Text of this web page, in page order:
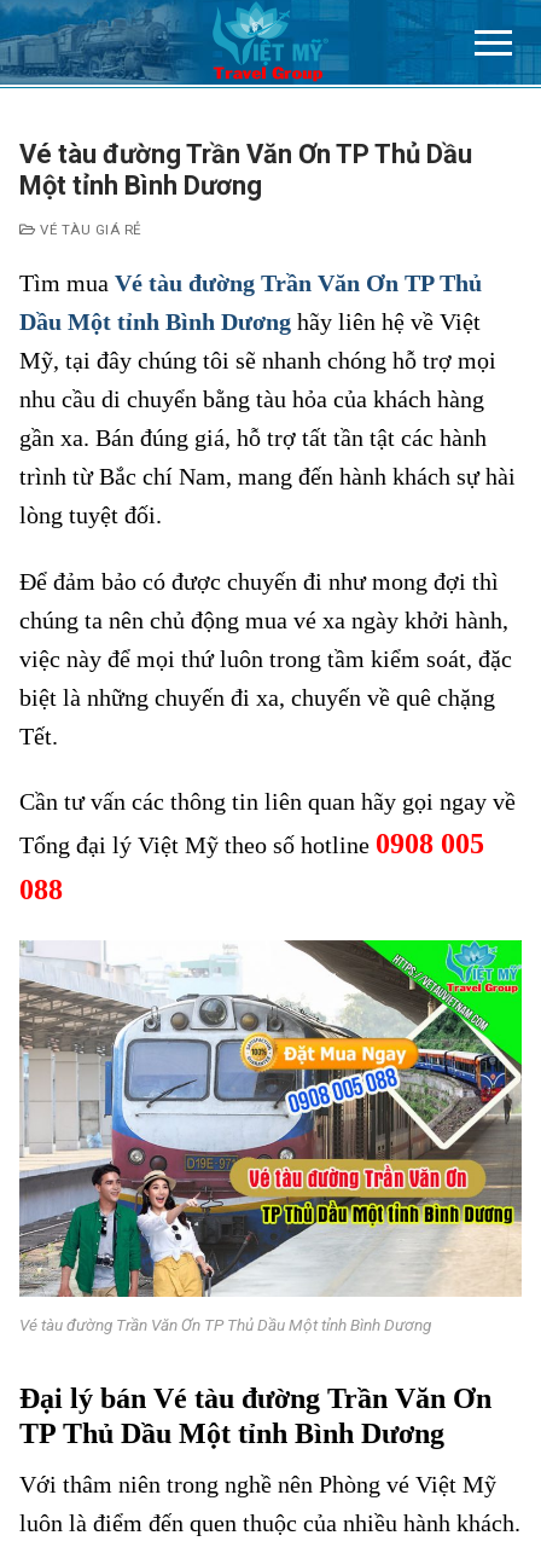
Chuyển
đến
nội
Vé tàu đường Trần Văn Ơn TP Thủ Dầu
Một tỉnh Bình Dương
VÉ TÀU GIÁ RẺ
Tìm mua Vé tàu đường Trần Văn Ơn TP Thủ
Dầu Một tỉnh Bình Dương hãy liên hệ về Việt
Mỹ, tại đây chúng tôi sẽ nhanh chóng hỗ trợ mọi
nhu cầu di chuyển bằng tàu hỏa của khách hàng
gần xa. Bán đúng giá, hỗ trợ tất tần tật các hành
trình từ Bắc chí Nam, mang đến hành khách sự hài
lòng tuyệt đối.
Để đảm bảo có được chuyến đi như mong đợi thì
chúng ta nên chủ động mua vé xa ngày khởi hành,
việc này để mọi thứ luôn trong tầm kiểm soát, đặc
biệt là những chuyến đi xa, chuyến về quê chặng
Tết.
Cần tư vấn các thông tin liên quan hãy gọi ngay về
Tổng đại lý Việt Mỹ theo số hotline 0908 005
088
Vé tàu đường Trần Văn Ơn TP Thủ Dầu Một tỉnh Bình Dương
Đại lý bán Vé tàu đường Trần Văn Ơn
TP Thủ Dầu Một tỉnh Bình Dương
Với thâm niên trong nghề nên Phòng vé Việt Mỹ
luôn là điểm đến quen thuộc của nhiều hành khách.